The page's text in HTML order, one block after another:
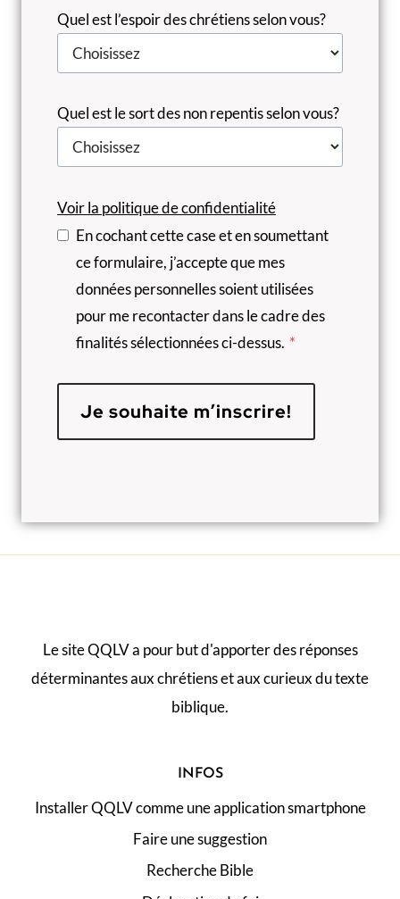
Quel est l’espoir des chrétiens selon vous?
Quel est le sort des non repentis selon vous?
Voir la politique de confidentialité
En cochant cette case et en soumettant
ce formulaire, j’accepte que mes
données personnelles soient utilisées
pour me recontacter dans le cadre des
finalités sélectionnées ci-dessus. *
Je souhaite m’inscrire!
Le site QQLV a pour but d'apporter des réponses
déterminantes aux chrétiens et aux curieux du texte
biblique.
INFOS
Installer QQLV comme une application smartphone
Faire une suggestion
Recherche Bible